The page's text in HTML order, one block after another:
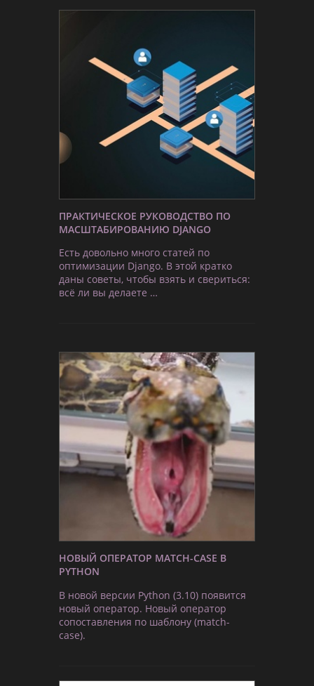
ПРАКТИЧЕСКОЕ РУКОВОДСТВО ПО
МАСШТАБИРОВАНИЮ DJANGO
Есть довольно много статей по
оптимизации Django. В этой кратко
даны советы, чтобы взять и свериться:
всё ли вы делаете …
НОВЫЙ ОПЕРАТОР MATCH-CASE В
PYTHON
В новой версии Python (3.10) появится
новый оператор. Новый оператор
сопоставления по шаблону (match-
case).